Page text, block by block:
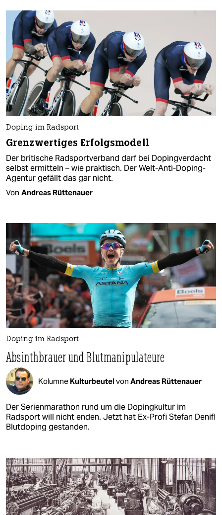
Doping im Radsport
Grenzwertiges Erfolgsmodell
Der britische Radsportverband darf bei Dopingverdacht
selbst ermitteln – wie praktisch. Der Welt-Anti-Doping-
Agentur gefällt das gar nicht.
Von Andreas Rüttenauer
Doping im Radsport
Absinthbrauer und Blutmanipulateure
Kolumne Kulturbeutelvon Andreas Rüttenauer
Der Serienmarathon rund um die Dopingkultur im
Radsport will nicht enden. Jetzt hat Ex-Profi Stefan Denifl
Blutdoping gestanden.